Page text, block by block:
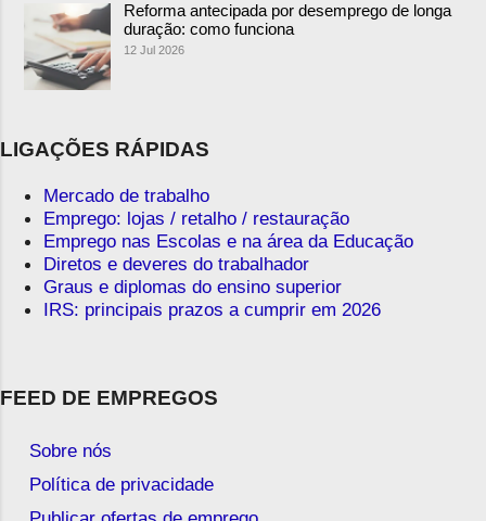
Reforma antecipada por desemprego de longa
duração: como funciona
12 Jul 2026
LIGAÇÕES RÁPIDAS
Mercado de trabalho
Emprego: lojas / retalho / restauração
Emprego nas Escolas e na área da Educação
Diretos e deveres do trabalhador
Graus e diplomas do ensino superior
IRS: principais prazos a cumprir em 2026
FEED DE EMPREGOS
Sobre nós
Política de privacidade